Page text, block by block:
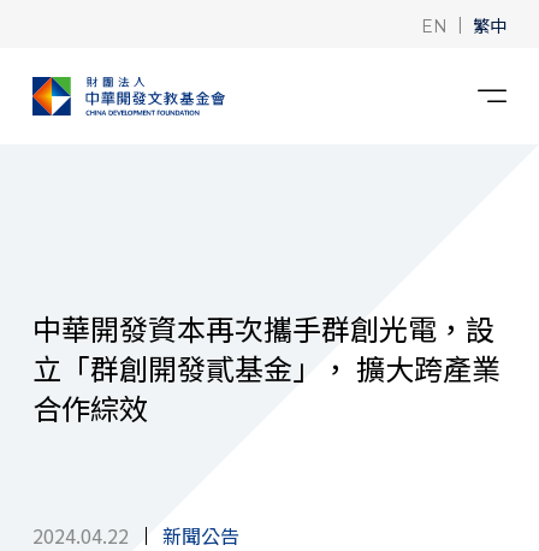
EN | 繁中
中華開發資本再次攜手群創光電，設
立「群創開發貳基金」， 擴大跨產業
合作綜效
2024.04.22 新聞公告